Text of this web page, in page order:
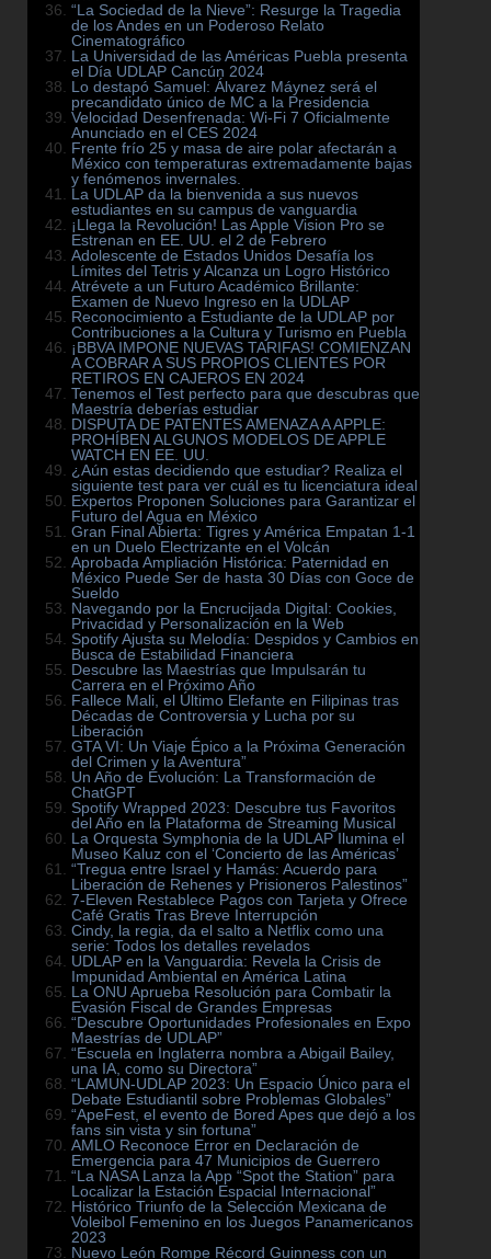
“La Sociedad de la Nieve”: Resurge la Tragedia
de los Andes en un Poderoso Relato
Cinematográfico
La Universidad de las Américas Puebla presenta
el Día UDLAP Cancún 2024
Lo destapó Samuel: Álvarez Máynez será el
precandidato único de MC a la Presidencia
Velocidad Desenfrenada: Wi-Fi 7 Oficialmente
Anunciado en el CES 2024
Frente frío 25 y masa de aire polar afectarán a
México con temperaturas extremadamente bajas
y fenómenos invernales.
La UDLAP da la bienvenida a sus nuevos
estudiantes en su campus de vanguardia
¡Llega la Revolución! Las Apple Vision Pro se
Estrenan en EE. UU. el 2 de Febrero
Adolescente de Estados Unidos Desafía los
Límites del Tetris y Alcanza un Logro Histórico
Atrévete a un Futuro Académico Brillante:
Examen de Nuevo Ingreso en la UDLAP
Reconocimiento a Estudiante de la UDLAP por
Contribuciones a la Cultura y Turismo en Puebla
¡BBVA IMPONE NUEVAS TARIFAS! COMIENZAN
A COBRAR A SUS PROPIOS CLIENTES POR
RETIROS EN CAJEROS EN 2024
Tenemos el Test perfecto para que descubras que
Maestría deberías estudiar
DISPUTA DE PATENTES AMENAZA A APPLE:
PROHÍBEN ALGUNOS MODELOS DE APPLE
WATCH EN EE. UU.
¿Aún estas decidiendo que estudiar? Realiza el
siguiente test para ver cuál es tu licenciatura ideal
Expertos Proponen Soluciones para Garantizar el
Futuro del Agua en México
Gran Final Abierta: Tigres y América Empatan 1-1
en un Duelo Electrizante en el Volcán
Aprobada Ampliación Histórica: Paternidad en
México Puede Ser de hasta 30 Días con Goce de
Sueldo
Navegando por la Encrucijada Digital: Cookies,
Privacidad y Personalización en la Web
Spotify Ajusta su Melodía: Despidos y Cambios en
Busca de Estabilidad Financiera
Descubre las Maestrías que Impulsarán tu
Carrera en el Próximo Año
Fallece Mali, el Último Elefante en Filipinas tras
Décadas de Controversia y Lucha por su
Liberación
GTA VI: Un Viaje Épico a la Próxima Generación
del Crimen y la Aventura”
Un Año de Evolución: La Transformación de
ChatGPT
Spotify Wrapped 2023: Descubre tus Favoritos
del Año en la Plataforma de Streaming Musical
La Orquesta Symphonia de la UDLAP Ilumina el
Museo Kaluz con el ‘Concierto de las Américas’
“Tregua entre Israel y Hamás: Acuerdo para
Liberación de Rehenes y Prisioneros Palestinos”
7-Eleven Restablece Pagos con Tarjeta y Ofrece
Café Gratis Tras Breve Interrupción
Cindy, la regia, da el salto a Netflix como una
serie: Todos los detalles revelados
UDLAP en la Vanguardia: Revela la Crisis de
Impunidad Ambiental en América Latina
La ONU Aprueba Resolución para Combatir la
Evasión Fiscal de Grandes Empresas
“Descubre Oportunidades Profesionales en Expo
Maestrías de UDLAP”
“Escuela en Inglaterra nombra a Abigail Bailey,
una IA, como su Directora”
“LAMUN-UDLAP 2023: Un Espacio Único para el
Debate Estudiantil sobre Problemas Globales”
“ApeFest, el evento de Bored Apes que dejó a los
fans sin vista y sin fortuna”
AMLO Reconoce Error en Declaración de
Emergencia para 47 Municipios de Guerrero
“La NASA Lanza la App “Spot the Station” para
Localizar la Estación Espacial Internacional”
Histórico Triunfo de la Selección Mexicana de
Voleibol Femenino en los Juegos Panamericanos
2023
Nuevo León Rompe Récord Guinness con un